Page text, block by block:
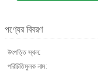
পণ্যের বিবরণ
উৎপত্তি স্থল:
পরিচিতিমুলক নাম: